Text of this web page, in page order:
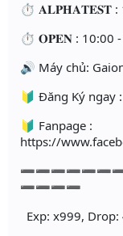
⏱ 𝐀𝐋𝐏𝐇𝐀𝐓𝐄𝐒𝐓 :
⏱ 𝐎𝐏𝐄𝐍 : 10:00 -
🔊 Máy chủ:
🔰 Đăng Ký ngay
🔰 Fanpage :
https://
➖➖➖➖
Exp: x999,